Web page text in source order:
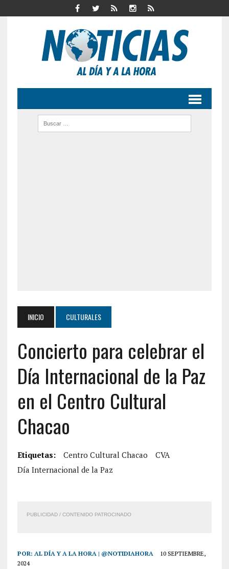
INICIO CULTURALES
Concierto para celebrar el
Día Internacional de la Paz
en el Centro Cultural
Chacao
Etiquetas: Centro Cultural Chacao
CVA
Día Internacional de la Paz
PUBLICIDAD / CONTENIDO PATROCINADO
POR: AL DÍA Y A LA HORA | @NOTIDIAHORA
10 SEPTIEMBRE,
2024